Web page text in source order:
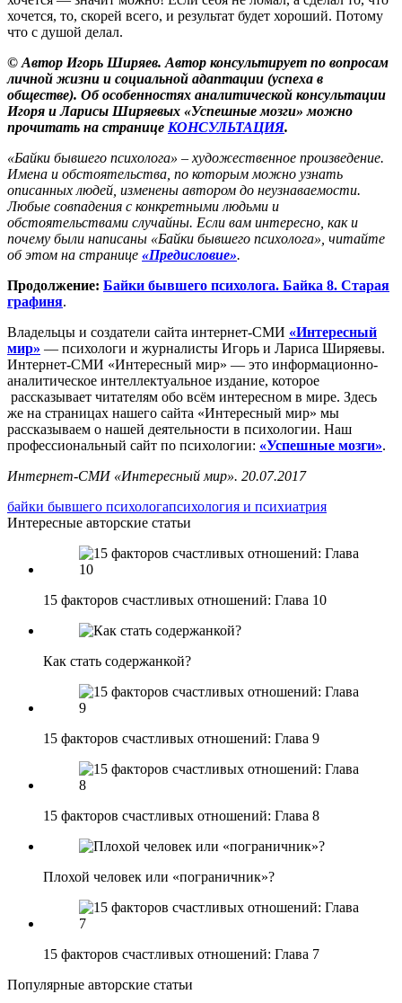
хочется, то, скорей всего, и результат будет хороший. Потому
что с душой делал.
© Автор Игорь Ширяев. Автор консультирует по вопросам
личной жизни и социальной адаптации (успеха в
обществе). Об особенностях аналитической консультации
Игоря и Ларисы Ширяевых «Успешные мозги» можно
прочитать на странице КОНСУЛЬТАЦИЯ.
«Байки бывшего психолога» – художественное произведение.
Имена и обстоятельства, по которым можно узнать
описанных людей, изменены автором до неузнаваемости.
Любые совпадения с конкретными людьми и
обстоятельствами случайны. Если вам интересно, как и
почему были написаны «Байки бывшего психолога», читайте
об этом на странице «Предисловие».
Продолжение: Байки бывшего психолога. Байка 8. Старая
графиня.
Владельцы и создатели сайта интернет-СМИ «Интересный
мир» — психологи и журналисты Игорь и Лариса Ширяевы.
Интернет-СМИ «Интересный мир» — это информационно-
аналитическое интеллектуальное издание, которое
рассказывает читателям обо всём интересном в мире. Здесь
же на страницах нашего сайта «Интересный мир» мы
рассказываем о нашей деятельности в психологии. Наш
профессиональный сайт по психологии: «Успешные мозги».
Интернет-СМИ «Интересный мир». 20.07.2017
байки бывшего психологапсихология и психиатрия
Интересные авторские статьи
15 факторов счастливых отношений: Глава 10
Как стать содержанкой?
15 факторов счастливых отношений: Глава 9
15 факторов счастливых отношений: Глава 8
Плохой человек или «пограничник»?
15 факторов счастливых отношений: Глава 7
Популярные авторские статьи